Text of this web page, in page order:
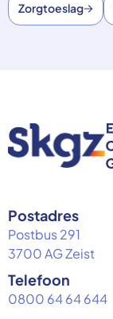
Zorgtoeslag
Postadres
Postbus 291
3700 AG Zeist
Telefoon
0800 64 64 644